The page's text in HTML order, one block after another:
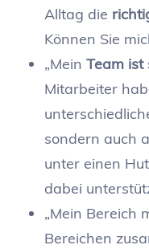
Alltag die
Können Sie
„Mein Team ist
Mitarbeiter
sondern auch
unter einen
dabei
„Mein Bereich
Bereichen